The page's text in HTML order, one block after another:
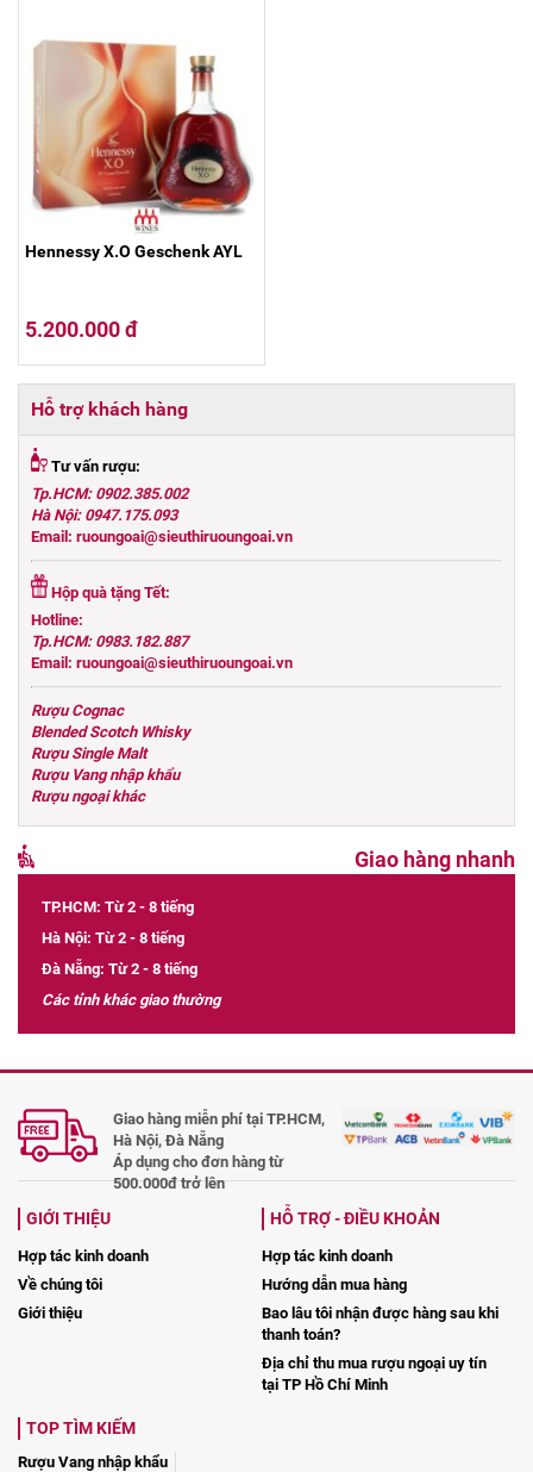
Hennessy X.O Geschenk AYL
5.200.000 đ
Hỗ trợ khách hàng
Tư vấn rượu:
Tp.HCM: 0902.385.002
Hà Nội: 0947.175.093
Email: ruoungoai@sieuthiruoungoai.vn
Hộp quà tặng Tết:
Hotline:
Tp.HCM: 0983.182.887
Email: ruoungoai@sieuthiruoungoai.vn
Rượu Cognac
Blended Scotch Whisky
Rượu Single Malt
Rượu Vang nhập khẩu
Rượu ngoại khác
Giao hàng nhanh
TP.HCM: Từ 2 - 8 tiếng
Hà Nội: Từ 2 - 8 tiếng
Đà Nẵng: Từ 2 - 8 tiếng
Các tỉnh khác giao thường
Giao hàng miễn phí tại TP.HCM,
Hà Nội, Đà Nẵng
Áp dụng cho đơn hàng từ
500.000đ trở lên
GIỚI THIỆU
Hợp tác kinh doanh
Về chúng tôi
Giới thiệu
HỖ TRỢ - ĐIỀU KHOẢN
Hợp tác kinh doanh
Hướng dẫn mua hàng
Bao lâu tôi nhận được hàng sau khi
thanh toán?
Địa chỉ thu mua rượu ngoại uy tín
tại TP Hồ Chí Minh
TOP TÌM KIẾM
Rượu Vang nhập khẩu